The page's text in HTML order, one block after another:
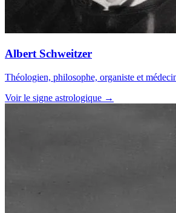
Albert Schweitzer
Théologien, philosophe, organiste et
Voir le signe astrologique →